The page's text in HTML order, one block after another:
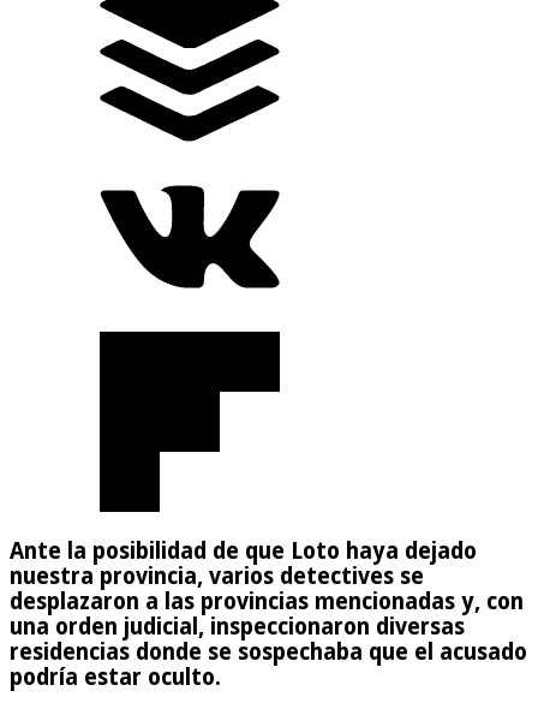
Ante la posibilidad de que Loto haya dejado
nuestra provincia, varios detectives se
desplazaron a las provincias mencionadas y, con
una orden judicial, inspeccionaron diversas
residencias donde se sospechaba que el acusado
podría estar oculto.